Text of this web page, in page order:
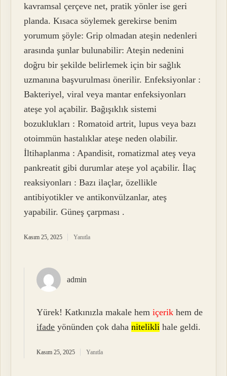
kavramsal çerçeve net, pratik yönler ise geri
planda. Kısaca söylemek gerekirse benim
yorumum şöyle: Grip olmadan ateşin nedenleri
arasında şunlar bulunabilir: Ateşin nedenini
doğru bir şekilde belirlemek için bir sağlık
uzmanına başvurulması önerilir. Enfeksiyonlar :
Bakteriyel, viral veya mantar enfeksiyonları
ateşe yol açabilir. Bağışıklık sistemi
bozuklukları : Romatoid artrit, lupus veya bazı
otoimmün hastalıklar ateşe neden olabilir.
İltihaplanma : Apandisit, romatizmal ateş veya
pankreatit gibi durumlar ateşe yol açabilir. İlaç
reaksiyonları : Bazı ilaçlar, özellikle
antibiyotikler ve antikonvülzanlar, ateş
yapabilir. Güneş çarpması .
Kasım 25, 2025 Yanıtla
admin
Yürek! Katkınızla makale hemiçerik hem de
ifade yönünden çok dahanitelikli hale geldi.
Kasım 25, 2025 Yanıtla